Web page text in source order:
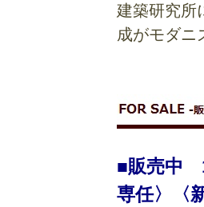
建築研究所
成がモダニ
■販売中
専任〉〈